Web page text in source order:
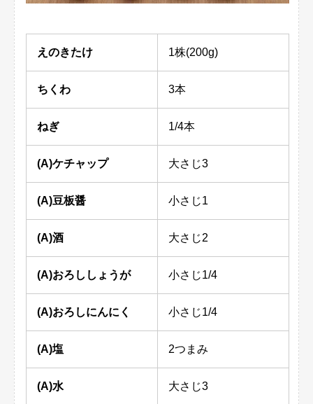
えのきたけ 1株(200g)
ちくわ 3本
ねぎ 1/4本
(A)ケチャップ 大さじ3
(A)豆板醤 小さじ1
(A)酒 大さじ2
(A)おろししょうが 小さじ1/4
(A)おろしにんにく 小さじ1/4
(A)塩 2つまみ
(A)水 大さじ3